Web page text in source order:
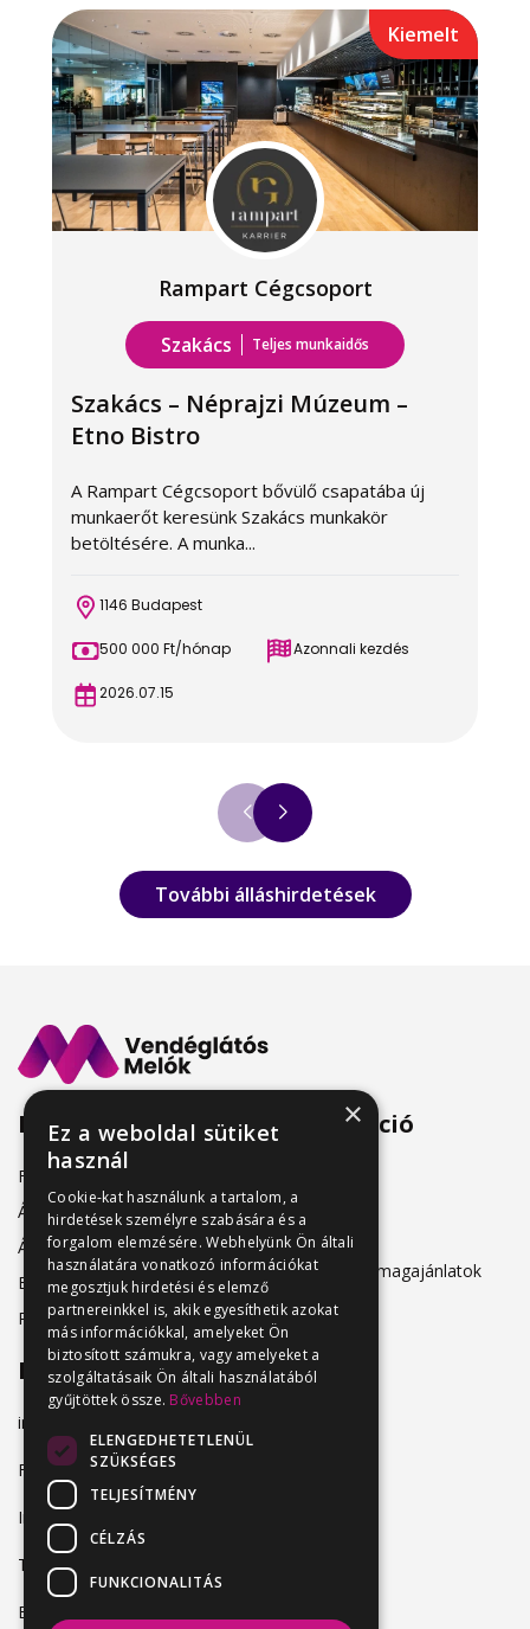
Kiemelt
Rampart Cégcsoport
Szakács Teljes munkaidős
Szakács – Néprajzi Múzeum –
Etno Bistro
A Rampart Cégcsoport bővülő csapatába új
munkaerőt keresünk Szakács munkakör
betöltésére. A munka...
1146 Budapest
500 000 Ft/hónap Azonnali kezdés
2026.07.15
További álláshirdetések
Menü
Friss állásajánlatok
Álláshirdetőknek
Álláskeresőknek
Belépés
Regisztráció
Információ
Adatkezelés
Hirdetési csomagajánlatok
Elérhetőség
info@vendeglatosmelok.hu
Facebook
Instagram
TikTok
Blog
×
Ez a weboldal sütiket
használ
Cookie-kat használunk a tartalom, a
hirdetések személyre szabására és a
forgalom elemzésére. Webhelyünk Ön általi
használatára vonatkozó információkat
megosztjuk hirdetési és elemző
partnereinkkel is, akik egyesíthetik azokat
más információkkal, amelyeket Ön
biztosított számukra, vagy amelyeket a
szolgáltatásaik Ön általi használatából
gyűjtöttek össze. Bővebben
ELENGEDHETETLENÜL
SZÜKSÉGES
TELJESÍTMÉNY
CÉLZÁS
FUNKCIONALITÁS